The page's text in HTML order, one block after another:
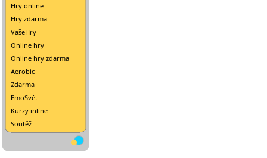
Hry online
Hry zdarma
VašeHry
Online hry
Online hry zdarma
Aerobic
Zdarma
EmoSvět
Kurzy inline
Soutěž